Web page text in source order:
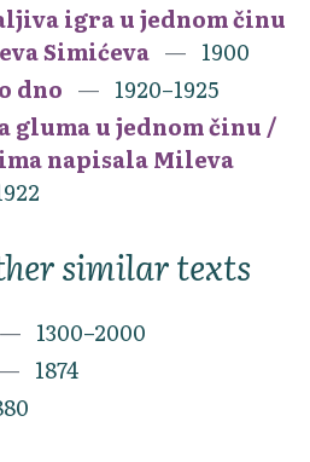
igra u jednom činu
Simićeva
1900
dno
1920–1925
gluma u jednom činu /
napisala Mileva
similar texts
1300–2000
1874